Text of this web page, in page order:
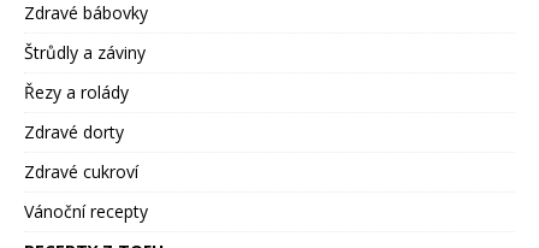
Zdravé bábovky
Štrůdly a záviny
Řezy a rolády
Zdravé dorty
Zdravé cukroví
Vánoční recepty